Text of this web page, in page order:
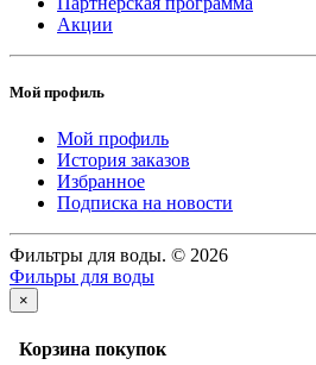
Акции
Мой профиль
Мой профиль
История заказов
Избранное
Подписка на новости
Фильтры для воды. © 2026
Фильры для воды
×
Корзина покупок